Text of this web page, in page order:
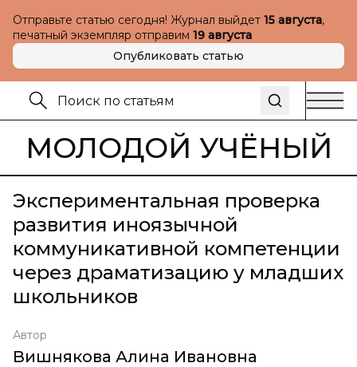
Отправьте статью сегодня! Журнал выйдет 15 августа,
печатный экземпляр отправим 19 августа
Опубликовать статью
МОЛОДОЙ УЧЁНЫЙ
Экспериментальная проверка
развития иноязычной
коммуникативной компетенции
через драматизацию у младших
школьников
Автор
Вишнякова Алина Ивановна